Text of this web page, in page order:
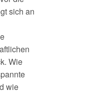
sich an
Wie
wie